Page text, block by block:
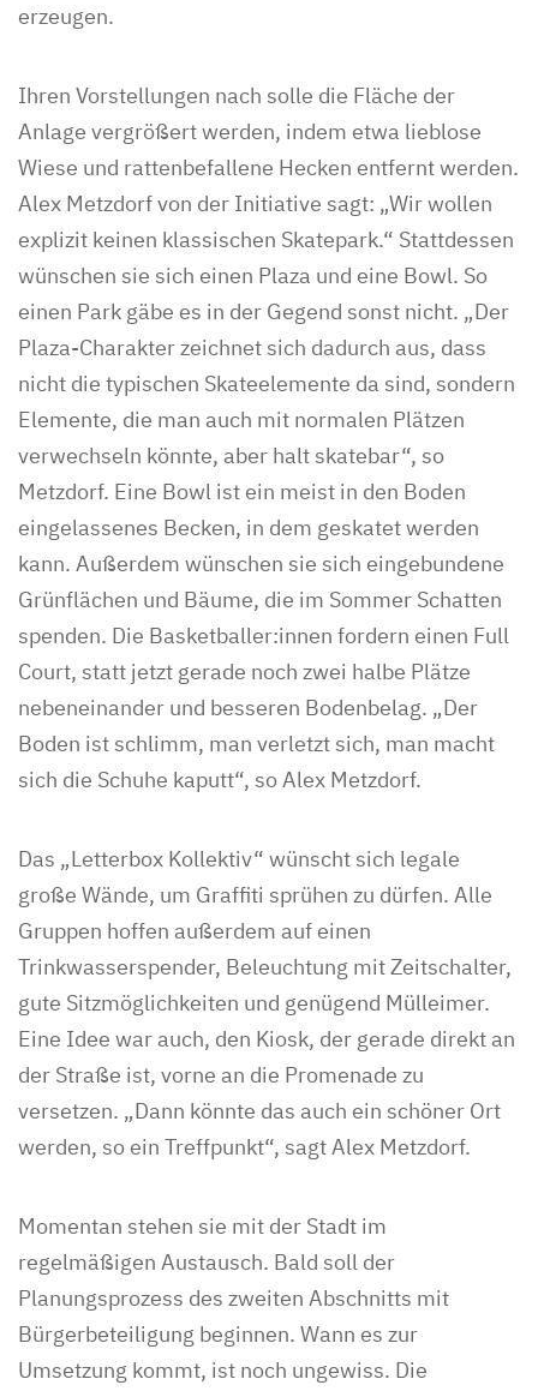
erzeugen.
Ihren Vorstellungen nach solle die Fläche der
Anlage vergrößert werden, indem etwa lieblose
Wiese und rattenbefallene Hecken entfernt werden.
Alex Metzdorf von der Initiative sagt: „Wir wollen
explizit keinen klassischen Skatepark.“ Stattdessen
wünschen sie sich einen Plaza und eine Bowl. So
einen Park gäbe es in der Gegend sonst nicht. „Der
Plaza-Charakter zeichnet sich dadurch aus, dass
nicht die typischen Skateelemente da sind, sondern
Elemente, die man auch mit normalen Plätzen
verwechseln könnte, aber halt skatebar“, so
Metzdorf. Eine Bowl ist ein meist in den Boden
eingelassenes Becken, in dem geskatet werden
kann. Außerdem wünschen sie sich eingebundene
Grünflächen und Bäume, die im Sommer Schatten
spenden. Die Basketballer:innen fordern einen Full
Court, statt jetzt gerade noch zwei halbe Plätze
nebeneinander und besseren Bodenbelag. „Der
Boden ist schlimm, man verletzt sich, man macht
sich die Schuhe kaputt“, so Alex Metzdorf.
Das „Letterbox Kollektiv“ wünscht sich legale
große Wände, um Graffiti sprühen zu dürfen. Alle
Gruppen hoffen außerdem auf einen
Trinkwasserspender, Beleuchtung mit Zeitschalter,
gute Sitzmöglichkeiten und genügend Mülleimer.
Eine Idee war auch, den Kiosk, der gerade direkt an
der Straße ist, vorne an die Promenade zu
versetzen. „Dann könnte das auch ein schöner Ort
werden, so ein Treffpunkt“, sagt Alex Metzdorf.
Momentan stehen sie mit der Stadt im
regelmäßigen Austausch. Bald soll der
Planungsprozess des zweiten Abschnitts mit
Bürgerbeteiligung beginnen. Wann es zur
Umsetzung kommt, ist noch ungewiss. Die